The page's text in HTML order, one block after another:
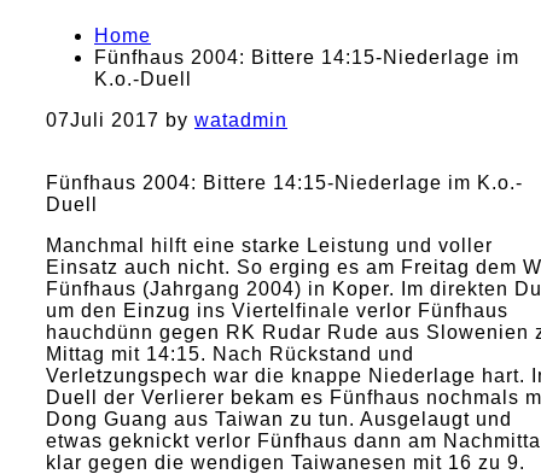
Home
Fünfhaus 2004: Bittere 14:15-Niederlage im
K.o.-Duell
07Juli 2017 by watadmin
Fünfhaus 2004: Bittere 14:15-Niederlage im K.o.-
Duell
Manchmal hilft eine starke Leistung und voller
Einsatz auch nicht. So erging es am Freitag dem
Fünfhaus (Jahrgang 2004) in Koper. Im direkten
um den Einzug ins Viertelfinale verlor Fünfhaus
hauchdünn gegen RK Rudar Rude aus Slowenien
Mittag mit 14:15. Nach Rückstand und
Verletzungspech war die knappe Niederlage hart.
Duell der Verlierer bekam es Fünfhaus nochmals
Dong Guang aus Taiwan zu tun. Ausgelaugt und
etwas geknickt verlor Fünfhaus dann am
klar gegen die wendigen Taiwanesen mit 16 zu 9.